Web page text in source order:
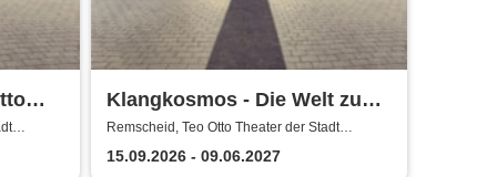
Klangkosmos - Die Welt zu
Gast in Remscheid
Remscheid, Teo Otto Theater der Stadt
Remscheid
15.09.2026 - 09.06.2027